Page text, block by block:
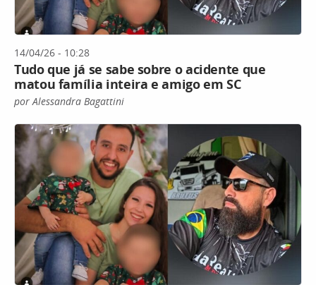
14/04/26 - 10:28
Tudo que já se sabe sobre o acidente que
matou família inteira e amigo em SC
por Alessandra Bagattini